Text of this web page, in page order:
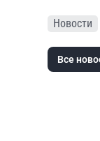
Новости
Все